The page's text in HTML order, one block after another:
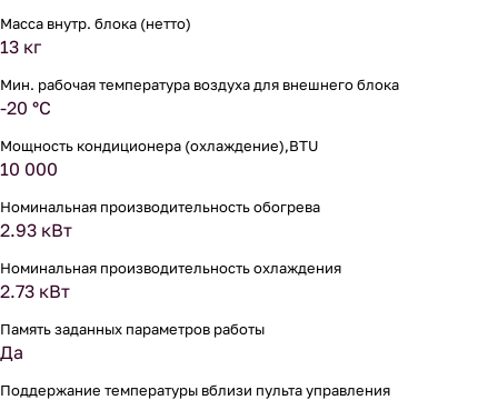
Масса внутр. блока (нетто)
13 кг
Мин. рабочая температура воздуха для внешнего блока
-20 °С
Мощность кондиционера (охлаждение),BTU
10 000
Номинальная производительность обогрева
2.93 кВт
Номинальная производительность охлаждения
2.73 кВт
Память заданных параметров работы
Да
Поддержание температуры вблизи пульта управления